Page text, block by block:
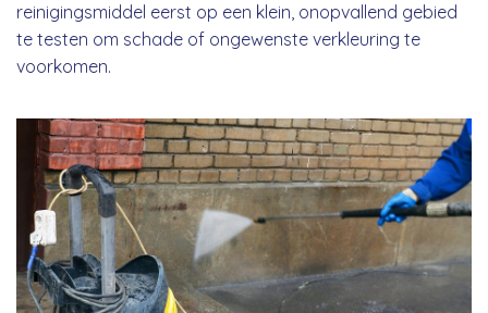
reinigingsmiddel eerst op een klein, onopvallend gebied
te testen om schade of ongewenste verkleuring te
voorkomen.